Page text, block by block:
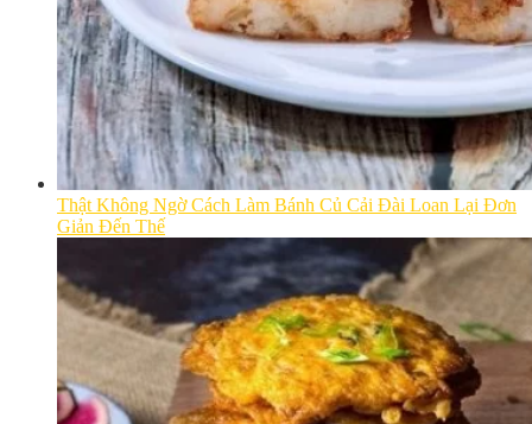
Thật Không Ngờ Cách Làm Bánh Củ Cải Đài Loan Lại Đơn
Giản Đến Thế